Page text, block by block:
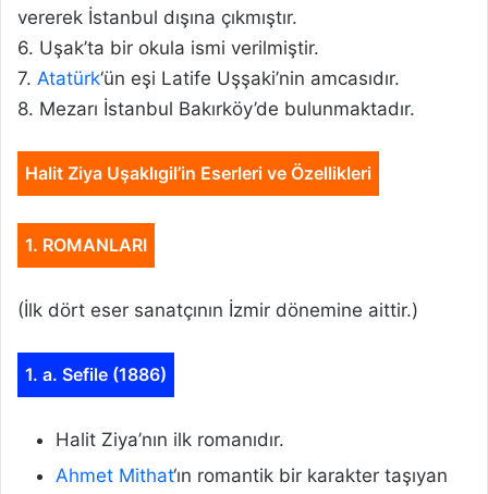
vererek İstanbul dışına çıkmıştır.
6. Uşak’ta bir okula ismi verilmiştir.
7. Atatürk‘ün eşi Latife Uşşaki’nin amcasıdır.
8. Mezarı İstanbul Bakırköy’de bulunmaktadır.
Halit Ziya Uşaklıgil’in Eserleri ve Özellikleri
1. ROMANLARI
(İlk dört eser sanatçının İzmir dönemine aittir.)
1. a. Sefile (1886)
Halit Ziya’nın ilk romanıdır.
Ahmet Mithat‘ın romantik bir karakter taşıyan